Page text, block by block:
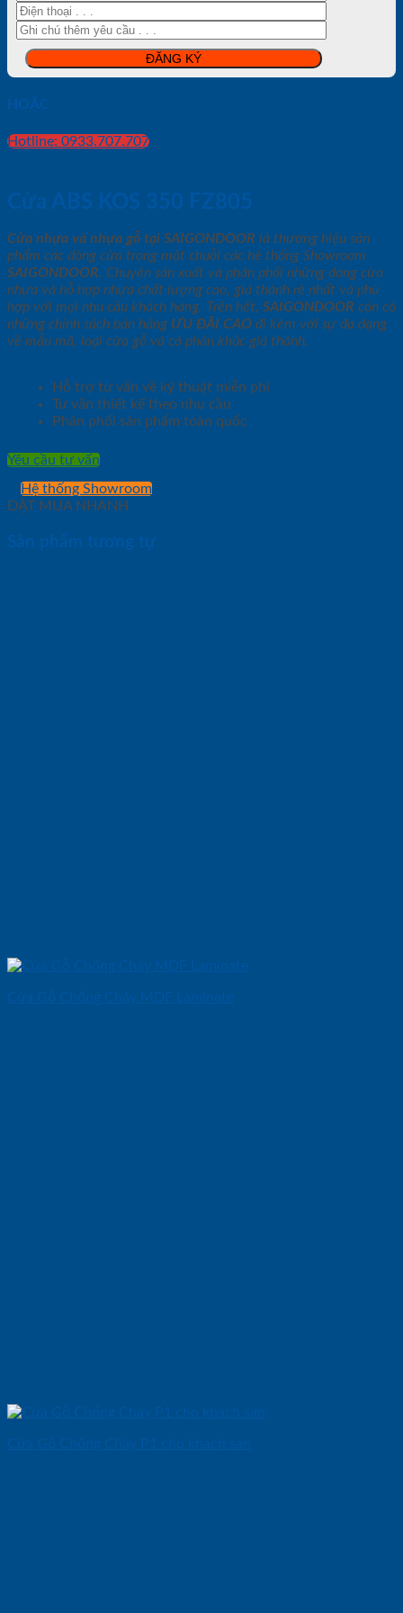
HOẶC
Hotline: 0933.707.707
Cửa ABS KOS 350 FZ805
Cửa nhựa và nhựa gỗ tại SAIGONDOOR là thương hiệu sản
phẩm các dòng cửa trong một chuỗi các hệ thống Showroom
SAIGONDOOR. Chuyên sản xuất và phân phối những dòng cửa
nhựa và hỗ hợp nhựa chất lượng cao, giá thành rẻ nhất và phù
hợp với mọi nhu cầu khách hàng. Trên hết, SAIGONDOOR còn có
những chính sách bán hàng ƯU ĐÃI CAO đi kèm với sự đa dạng
về mẫu mã, loại cửa gỗ và cả phân khúc giá thành.
Hỗ trợ tư vấn về kỹ thuật miễn phí
Tư vấn thiết kế theo nhu cầu
Phân phối sản phẩm toàn quốc
Yêu cầu tư vấn
Hệ thống Showroom
ĐẶT MUA NHANH
Sản phẩm tương tự
Cửa Gỗ Chống Cháy MDF Laminate
Cửa Gỗ Chống Cháy P1 cho khach san